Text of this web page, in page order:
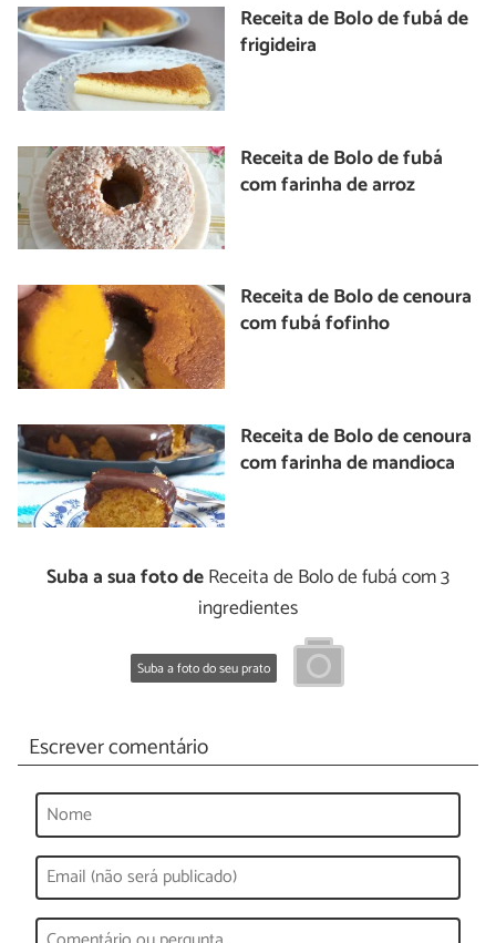
Receita de Bolo de fubá de
frigideira
Receita de Bolo de fubá
com farinha de arroz
Receita de Bolo de cenoura
com fubá fofinho
Receita de Bolo de cenoura
com farinha de mandioca
Suba a sua foto deReceita de Bolo de fubá com 3
ingredientes
Suba a foto do seu prato
Escrever comentário